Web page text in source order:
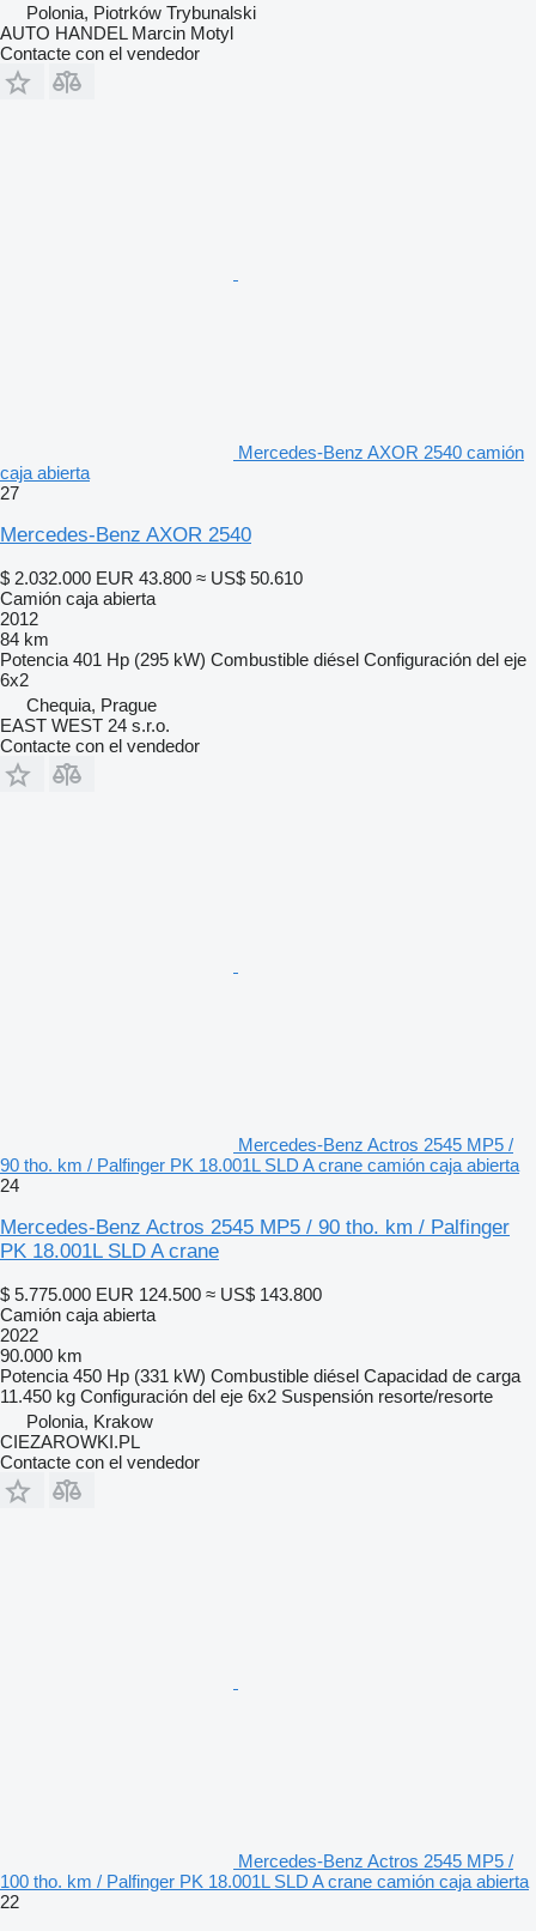
Polonia, Piotrków Trybunalski
AUTO HANDEL Marcin Motyl
Contacte con el vendedor
Mercedes-Benz AXOR 2540 camión
caja abierta
27
Mercedes-Benz AXOR 2540
$ 2.032.000 EUR 43.800 ≈ US$ 50.610
Camión caja abierta
2012
84 km
Potencia 401 Hp (295 kW) Combustible diésel Configuración del eje
6x2
Chequia, Prague
EAST WEST 24 s.r.o.
Contacte con el vendedor
Mercedes-Benz Actros 2545 MP5 /
90 tho. km / Palfinger PK 18.001L SLD A crane camión caja abierta
24
Mercedes-Benz Actros 2545 MP5 / 90 tho. km / Palfinger
PK 18.001L SLD A crane
$ 5.775.000 EUR 124.500 ≈ US$ 143.800
Camión caja abierta
2022
90.000 km
Potencia 450 Hp (331 kW) Combustible diésel Capacidad de carga
11.450 kg Configuración del eje 6x2 Suspensión resorte/resorte
Polonia, Krakow
CIEZAROWKI.PL
Contacte con el vendedor
Mercedes-Benz Actros 2545 MP5 /
100 tho. km / Palfinger PK 18.001L SLD A crane camión caja abierta
22